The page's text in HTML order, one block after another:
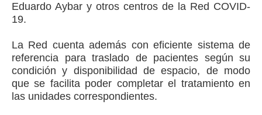
Eduardo Aybar y otros centros de la Red COVID-
19.
La Red cuenta además con eficiente sistema de
referencia para traslado de pacientes según su
condición y disponibilidad de espacio, de modo
que se facilita poder completar el tratamiento en
las unidades correspondientes.